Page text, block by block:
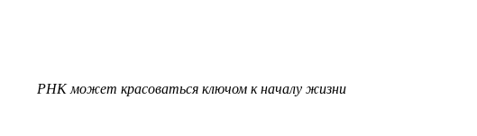
РНК может красоваться ключом к началу жизни